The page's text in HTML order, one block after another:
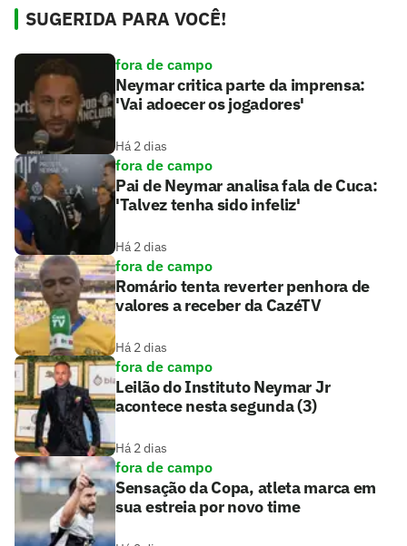
SUGERIDA PARA VOCÊ!
fora de campo
Neymar critica parte da imprensa:
'Vai adoecer os jogadores'
Há 2 dias
fora de campo
Pai de Neymar analisa fala de Cuca:
'Talvez tenha sido infeliz'
Há 2 dias
fora de campo
Romário tenta reverter penhora de
valores a receber da CazéTV
Há 2 dias
fora de campo
Leilão do Instituto Neymar Jr
acontece nesta segunda (3)
Há 2 dias
fora de campo
Sensação da Copa, atleta marca em
sua estreia por novo time